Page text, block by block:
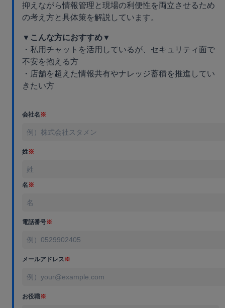
抑えながら情報管理と現場の利便性を両立させるため
の考え方と具体策を解説しています。
▼こんな方におすすめ▼
・私用チャットを活用しているが、セキュリティ面で
不安を抱える方
・店舗を超えた情報共有やナレッジ蓄積を推進してい
きたい方
会社名※
姓※
名※
電話番号※
メールアドレス※
お役職※